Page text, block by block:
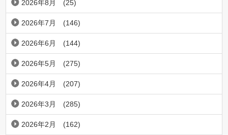
2026年8月 (25)
2026年7月 (146)
2026年6月 (144)
2026年5月 (275)
2026年4月 (207)
2026年3月 (285)
2026年2月 (162)